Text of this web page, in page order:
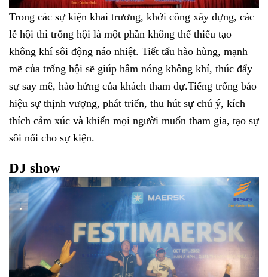
Trong các sự kiện khai trương, khởi công xây dựng, các
lễ hội thì trống hội là một phần không thể thiếu tạo
không khí sôi động náo nhiệt. Tiết tấu hào hùng, mạnh
mẽ của trống hội sẽ giúp hâm nóng không khí, thúc đẩy
sự say mê, hào hứng của khách tham dự.Tiếng trống báo
hiệu sự thịnh vượng, phát triển, thu hút sự chú ý, kích
thích cảm xúc và khiến mọi người muốn tham gia, tạo sự
sôi nổi cho sự kiện.
DJ show